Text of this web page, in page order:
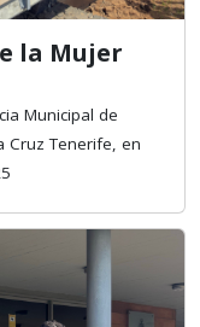
la Mujer
Municipal de
Cruz Tenerife, en